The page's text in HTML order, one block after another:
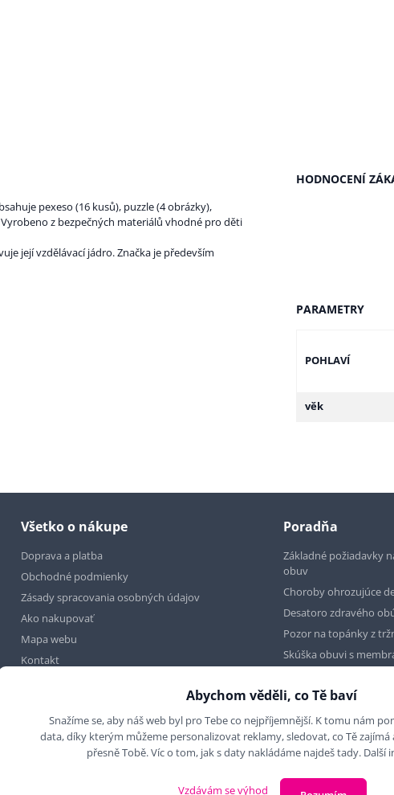
pexeso (16 kusů), puzzle (4 obrázky),
z bezpečných materiálů vhodné pro děti
její vzdělávací jádro. Značka je především
HODNOCENÍ
PARAMETRY
POHLAVÍ
věk
Všetko o nákupe
Doprava a platba
Obchodné podmienky
Zásady spracovania osobných údajov
Ako nakupovať
Mapa webu
Kontakt
Poradňa
Základné požiadavky
obuv
Choroby ohrozujúce
Desatoro zdravého
Pozor na topánky z
Skúška obuvi s
Abychom věděli, co Tě baví
Snažíme se, aby náš web byl pro Tebe co nejpříjemnější. K tomu nám
data, díky kterým můžeme personalizovat reklamy, sledovat, co Tě
přesně Tobě. Víc o tom, jak s daty nakládáme najdeš tady. Další
Vzdávám se výhod